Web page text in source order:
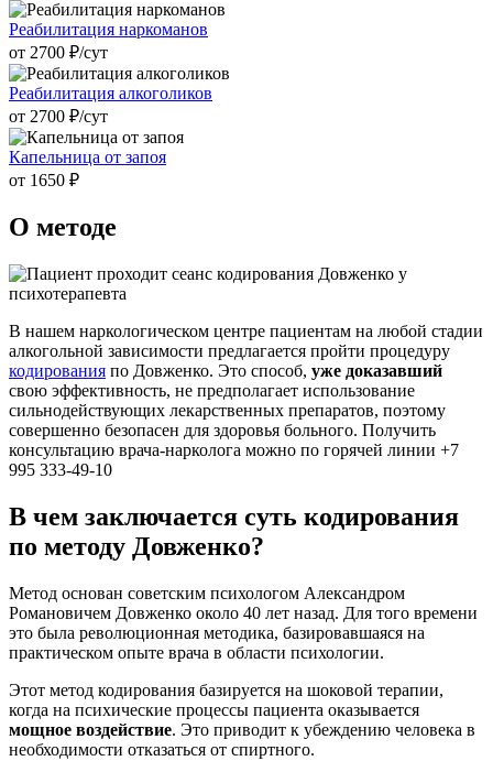
Реабилитация наркоманов
от 2700 ₽/cут
Реабилитация алкоголиков
от 2700 ₽/cут
Капельница от запоя
от 1650 ₽
О методе
В нашем наркологическом центре пациентам на любой стадии
алкогольной зависимости предлагается пройти процедуру
кодирования по Довженко. Это способ, уже доказавший
свою эффективность, не предполагает использование
сильнодействующих лекарственных препаратов, поэтому
совершенно безопасен для здоровья больного. Получить
консультацию врача-нарколога можно по горячей линии +7
995 333-49-10
В чем заключается суть кодирования
по методу Довженко?
Метод основан советским психологом Александром
Романовичем Довженко около 40 лет назад. Для того времени
это была революционная методика, базировавшаяся на
практическом опыте врача в области психологии.
Этот метод кодирования базируется на шоковой терапии,
когда на психические процессы пациента оказывается
мощное воздействие. Это приводит к убеждению человека в
необходимости отказаться от спиртного.